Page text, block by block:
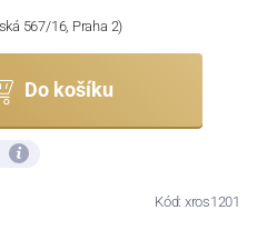
567/16, Praha 2)
Do košíku
Kód: xros1201